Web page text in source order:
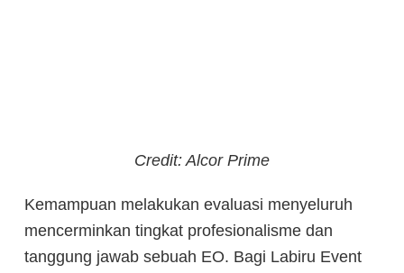
Credit: Alcor Prime
Kemampuan melakukan evaluasi menyeluruh
mencerminkan tingkat profesionalisme dan
tanggung jawab sebuah EO. Bagi Labiru Event